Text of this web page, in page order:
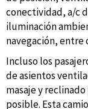
conectividad, a/c
iluminación
navegación, entre
Incluso los
de asientos
masaje y
posible. Esta